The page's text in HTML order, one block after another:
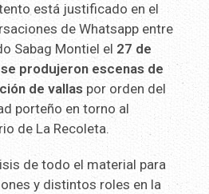
está justificado en el
de Whatsapp entre
Sabag Montiel el 27 de
produjeron escenas de
de vallas por orden del
porteño en torno al
de La Recoleta.
de todo el material para
y distintos roles en la